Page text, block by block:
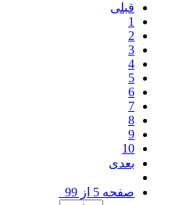
قبلی
1
2
3
4
5
6
7
8
9
10
بعدی
صفحه 5 از 99